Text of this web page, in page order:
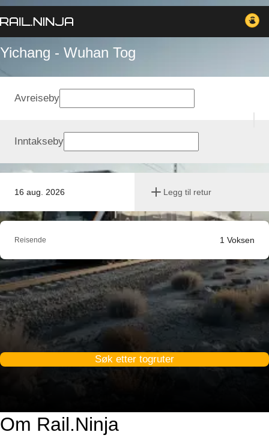
Yichang - Wuhan Tog
16 aug. 2026 Legg til retur
Avreiseby
Inntakseby
Reisende 1 Voksen
Søk etter togruter
Om Rail.Ninja